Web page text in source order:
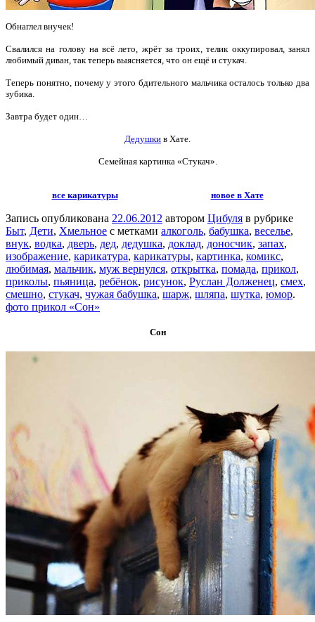
Обнаглел внучек!
Свалился на голову на всё лето, жрёт за троих, телик оккупировал, занял
любимый диван, так теперь выясняется, что он ещё и стукач.
Теперь понятно, почему у этого бдительного мальчика осталось только два
зубика.
Завтра будет один…
Дедушки в Хате.
Семейная картинка «Стукач».
все карикатуры новое в Хате
Запись опубликована 22.06.2012 автором Цибуля в рубрике
Быт, Дети, Хмельное с метками алкоголь, бабушка, веселье,
внук, водка, дверь, дед, дедушка, доклад, доносчик, запах,
изображение, карикатура, карикатуры, картинка, комикс,
любимая, мальчик, муж вернулся, открытка, помада, прикол,
приколы, пьяница, ребёнок, рисунок, Руслан Долженец, смех,
смешно, стукач, чужая бабушка, шарж, шляпа, шутка, юмор.
фото прикол «Сон»
Сон